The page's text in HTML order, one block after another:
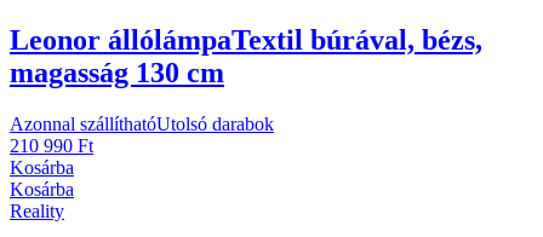
Leonor állólámpaTextil búrával, bézs,
magasság 130 cm
Azonnal szállíthatóUtolsó darabok
210 990 Ft
Kosárba
Kosárba
Reality